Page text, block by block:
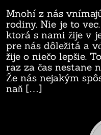
Mnohí z nás
rodiny. Nie je to
ktorá s nami žije v
pre nás dôležitá a
žije o niečo lepšie.
raz za čas nestane
Že nás nejakým
naň […]